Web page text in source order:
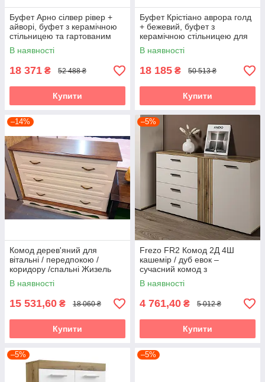
Буфет Арно сілвер рівер +
айворі, буфет з керамічною
стільницею та гартованим
склом для вітальні Vetro
В наявності
18 371 ₴ 52 488 ₴
Купити
Буфет Крістіано аврора голд
+ бежевий, буфет з
керамічною стільницею для
вітальні та їдальні Vetro
В наявності
18 185 ₴ 50 513 ₴
Купити
–14%
Комод дерев'яний для
вітальні / передпокою /
коридору /спальні Жизель
RoomerIN , колір білий
В наявності
15 531,60 ₴ 18 060 ₴
Купити
–5%
Frezo FR2 Комод 2Д 4Ш
кашемір / дуб евок –
сучасний комод з
вертикальними рейками
Accord
В наявності
4 761,40 ₴ 5 012 ₴
Купити
–5% –5%